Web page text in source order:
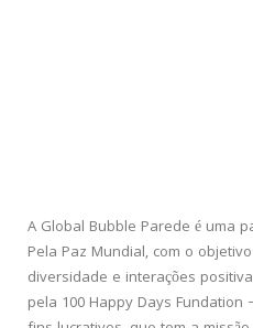
A Global Bubble Parede é uma
Pela Paz Mundial, com o
diversidade e interações
pela 100 Happy Days Fundation